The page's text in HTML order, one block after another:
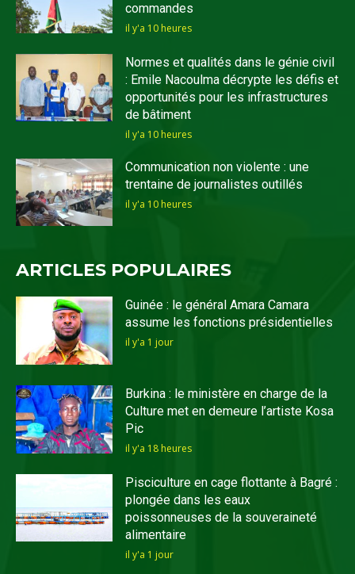
commandes
il y'a 10 heures
Normes et qualités dans le génie civil
: Emile Nacoulma décrypte les défis et
opportunités pour les infrastructures
de bâtiment
il y'a 10 heures
Communication non violente : une
trentaine de journalistes outillés
il y'a 10 heures
ARTICLES POPULAIRES
Guinée : le général Amara Camara
assume les fonctions présidentielles
il y'a 1 jour
Burkina : le ministère en charge de la
Culture met en demeure l’artiste Kosa
Pic
il y'a 18 heures
Pisciculture en cage flottante à Bagré :
plongée dans les eaux
poissonneuses de la souveraineté
alimentaire
il y'a 1 jour